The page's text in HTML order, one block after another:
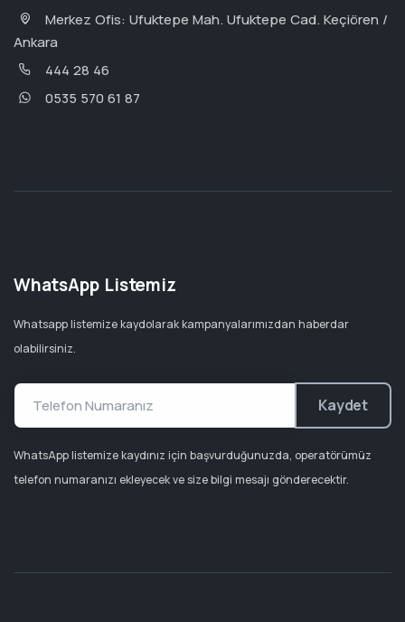
Merkez Ofis: Ufuktepe Mah. Ufuktepe Cad. Keçiören /
Ankara
444 28 46
0535 570 61 87
WhatsApp Listemiz
Whatsapp listemize kaydolarak kampanyalarımızdan haberdar
olabilirsiniz.
Kaydet
WhatsApp listemize kaydınız için başvurduğunuzda, operatörümüz
telefon numaranızı ekleyecek ve size bilgi mesajı gönderecektir.